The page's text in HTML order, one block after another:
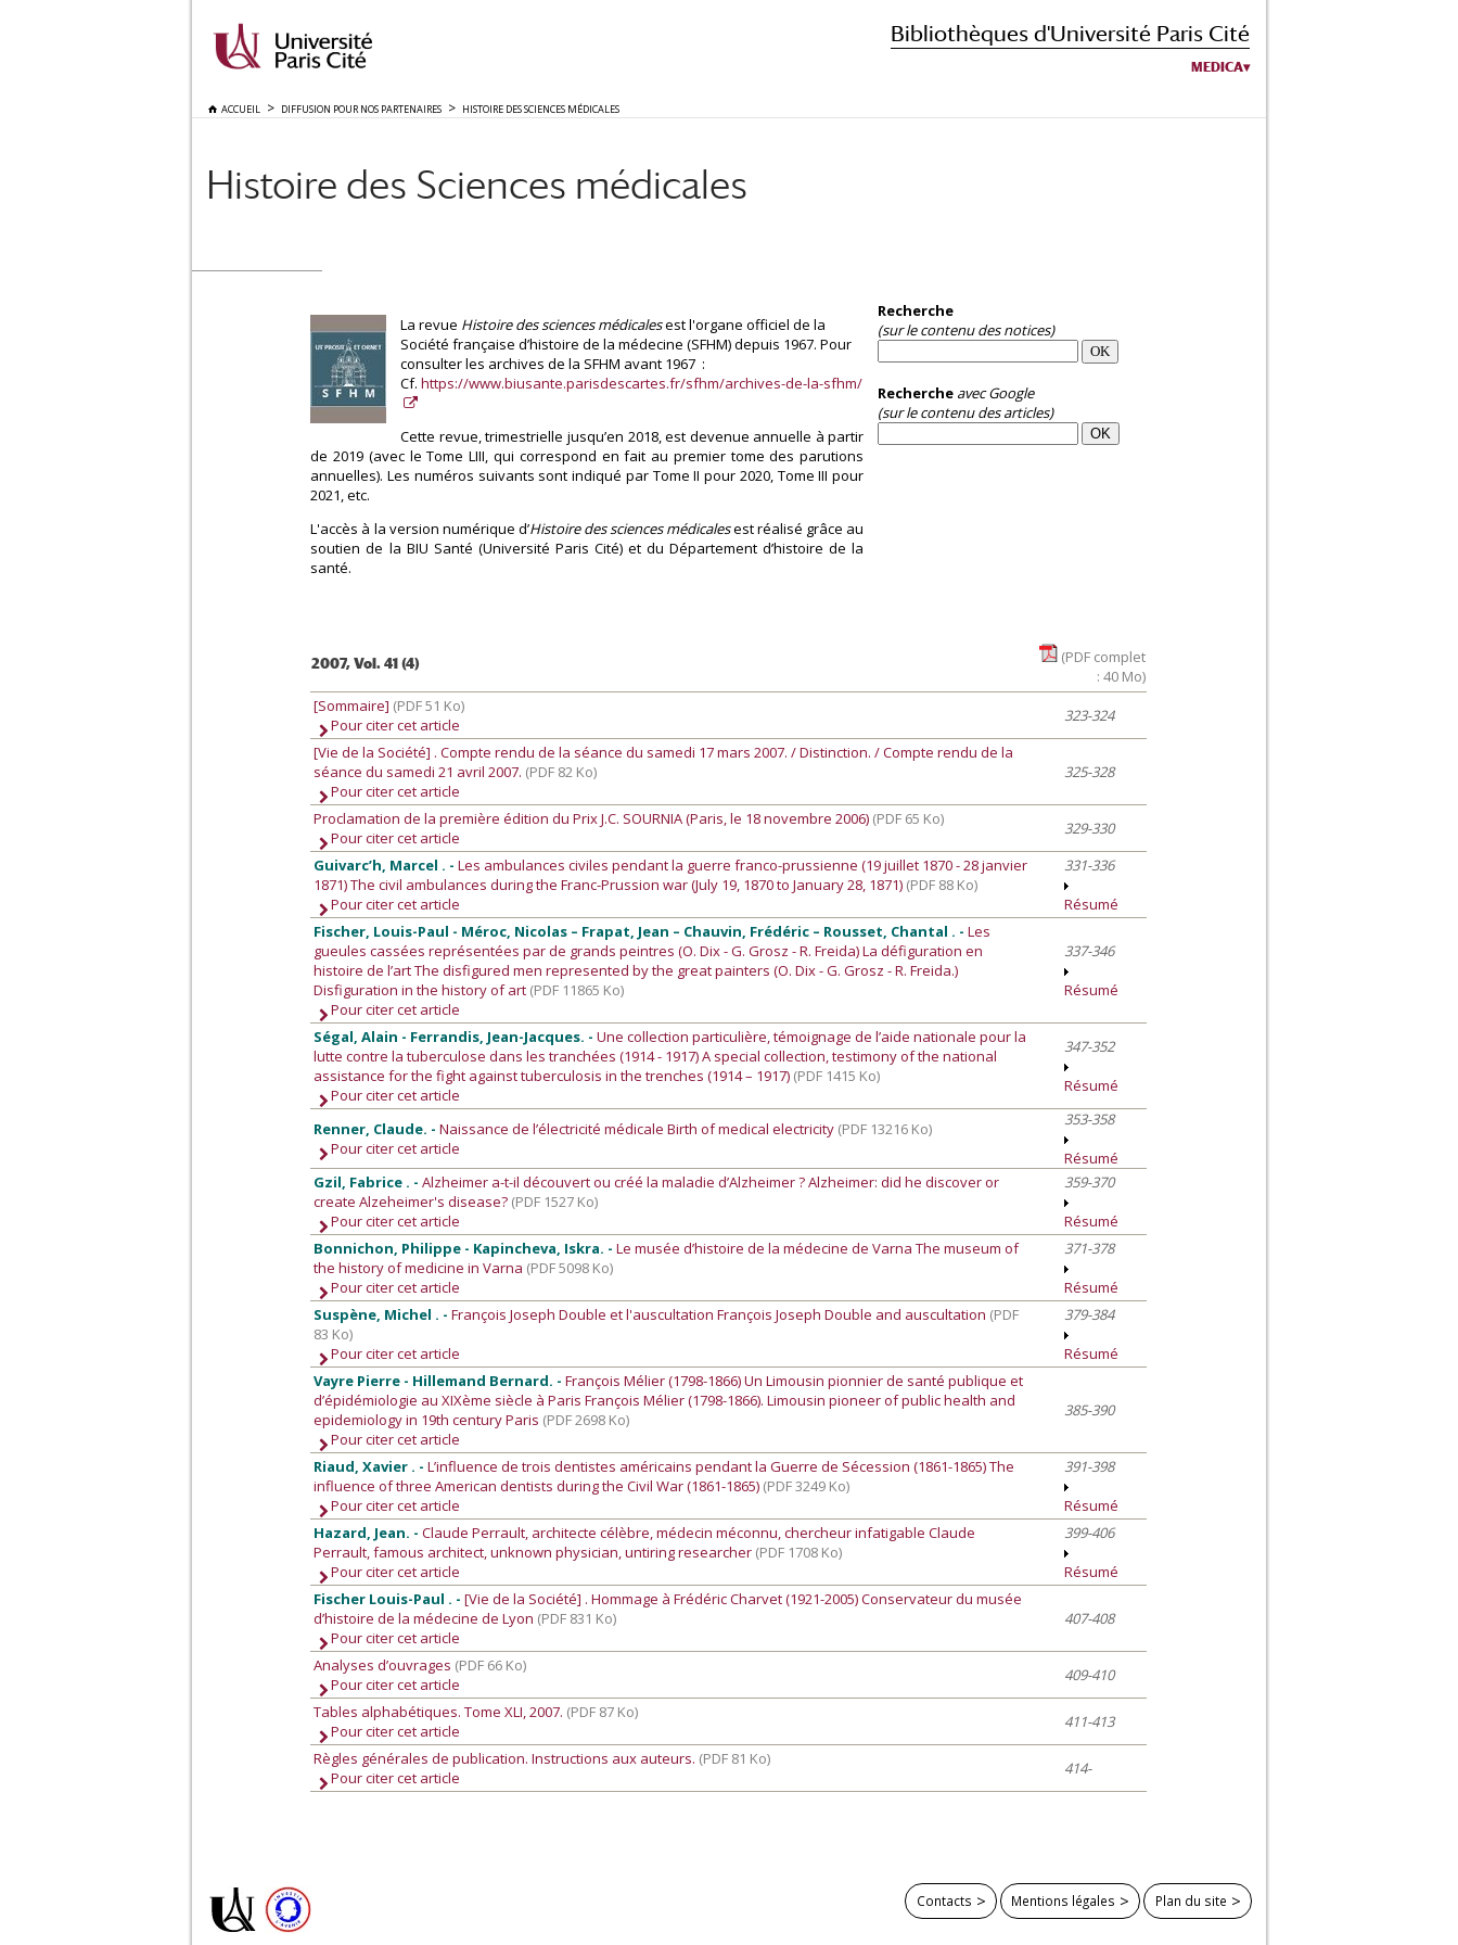
Bibliothèques d'Université Paris Cité
MEDICA
ACCUEIL DIFFUSION POUR NOS PARTENAIRES HISTOIRE DES SCIENCES MÉDICALES
Histoire des Sciences médicales
La revue Histoire des sciences médicalesest l'organe officiel de la
Société française d’histoire de la médecine (SFHM) depuis 1967. Pour
consulter les archives de la SFHM avant 1967 :
Cf.https://www.biusante.parisdescartes.fr/sfhm/archives-de-la-sfhm/
Cette revue, trimestrielle jusqu’en 2018, est devenue annuelle à partir
de 2019 (avec le Tome LIII, qui correspond en fait au premier tome des parutions
annuelles). Les numéros suivants sont indiqué par Tome II pour 2020, Tome III pour
2021, etc.
L'accès à la version numérique d’Histoire des sciences médicalesest réalisé grâce au
soutien de la BIU Santé (Université Paris Cité) et du Département d’histoire de la
santé.
Recherche
(sur le contenu des notices)
Recherche avec Google
(sur le contenu des articles)
2007, Vol. 41 (4)
(PDF complet
: 40 Mo)
[Sommaire] (PDF 51 Ko)
Pour citer cet article
323-324
[Vie de la Société] . Compte rendu de la séance du samedi 17 mars 2007. / Distinction. / Compte rendu de la
séance du samedi 21 avril 2007. (PDF 82 Ko)
Pour citer cet article
325-328
Proclamation de la première édition du Prix J.C. SOURNIA (Paris, le 18 novembre 2006) (PDF 65 Ko)
Pour citer cet article
329-330
Guivarc’h, Marcel . -Les ambulances civiles pendant la guerre franco-prussienne (19 juillet 1870 - 28 janvier
1871) The civil ambulances during the Franc-Prussion war (July 19, 1870 to January 28, 1871) (PDF 88 Ko)
Pour citer cet article
331-336
Résumé
Fischer, Louis-Paul - Méroc, Nicolas – Frapat, Jean – Chauvin, Frédéric – Rousset, Chantal . -Les
gueules cassées représentées par de grands peintres (O. Dix - G. Grosz - R. Freida) La défiguration en
histoire de l’art The disfigured men represented by the great painters (O. Dix - G. Grosz - R. Freida.)
Disfiguration in the history of art (PDF 11865 Ko)
Pour citer cet article
337-346
Résumé
Ségal, Alain - Ferrandis, Jean-Jacques. -Une collection particulière, témoignage de l’aide nationale pour la
lutte contre la tuberculose dans les tranchées (1914 - 1917) A special collection, testimony of the national
assistance for the fight against tuberculosis in the trenches (1914 – 1917) (PDF 1415 Ko)
Pour citer cet article
347-352
Résumé
Renner, Claude. -Naissance de l’électricité médicale Birth of medical electricity (PDF 13216 Ko)
Pour citer cet article
353-358
Résumé
Gzil, Fabrice . -Alzheimer a-t-il découvert ou créé la maladie d’Alzheimer ? Alzheimer: did he discover or
create Alzeheimer's disease? (PDF 1527 Ko)
Pour citer cet article
359-370
Résumé
Bonnichon, Philippe - Kapincheva, Iskra. -Le musée d’histoire de la médecine de Varna The museum of
the history of medicine in Varna (PDF 5098 Ko)
Pour citer cet article
371-378
Résumé
Suspène, Michel . -François Joseph Double et l'auscultation François Joseph Double and auscultation (PDF
83 Ko)
Pour citer cet article
379-384
Résumé
Vayre Pierre - Hillemand Bernard. -François Mélier (1798-1866) Un Limousin pionnier de santé publique et
d’épidémiologie au XIXème siècle à Paris François Mélier (1798-1866). Limousin pioneer of public health and
epidemiology in 19th century Paris (PDF 2698 Ko)
Pour citer cet article
385-390
Riaud, Xavier . -L’influence de trois dentistes américains pendant la Guerre de Sécession (1861-1865) The
influence of three American dentists during the Civil War (1861-1865) (PDF 3249 Ko)
Pour citer cet article
391-398
Résumé
Hazard, Jean. -Claude Perrault, architecte célèbre, médecin méconnu, chercheur infatigable Claude
Perrault, famous architect, unknown physician, untiring researcher (PDF 1708 Ko)
Pour citer cet article
399-406
Résumé
Fischer Louis-Paul . -[Vie de la Société] . Hommage à Frédéric Charvet (1921-2005) Conservateur du musée
d’histoire de la médecine de Lyon (PDF 831 Ko)
Pour citer cet article
407-408
Analyses d’ouvrages (PDF 66 Ko)
Pour citer cet article
409-410
Tables alphabétiques. Tome XLI, 2007. (PDF 87 Ko)
Pour citer cet article
411-413
Règles générales de publication. Instructions aux auteurs. (PDF 81 Ko)
Pour citer cet article
414-
Contacts Mentions légales Plan du site